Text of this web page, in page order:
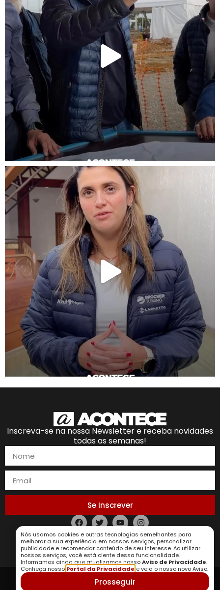
Inscreva-se na nossa Newsletter e receba novidades
todas as semanas!
Se Inscrever
Política de Privacidade
Nós usamos cookies e outras tecnologias semelhantes para
melhorar a sua experiência em nossos serviços, personalizar
publicidade e recomendar conteúdo de seu interesse. Ao utilizar
nossos serviços, você está ciente dessa funcionalidade.
Informamos ainda que atualizamos nossoAviso de Privacidade.
Conheça nosso Portal da Privacidade e veja o nosso novo Aviso.
Prosseguir